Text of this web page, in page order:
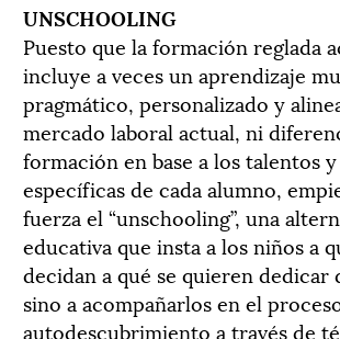
UNSCHOOLING
Puesto que la formación reglada
incluye a veces un aprendizaje
pragmático, personalizado y
mercado laboral actual, ni
formación en base a los talentos
específicas de cada alumno,
fuerza el “unschooling”, una
educativa que insta a los niños a
decidan a qué se quieren dedicar
sino a acompañarlos en el
autodescubrimiento a través de